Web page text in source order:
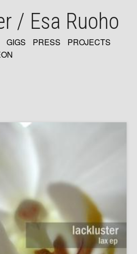
/ Esa Ruoho
GIGS PRESS
PROJECTS